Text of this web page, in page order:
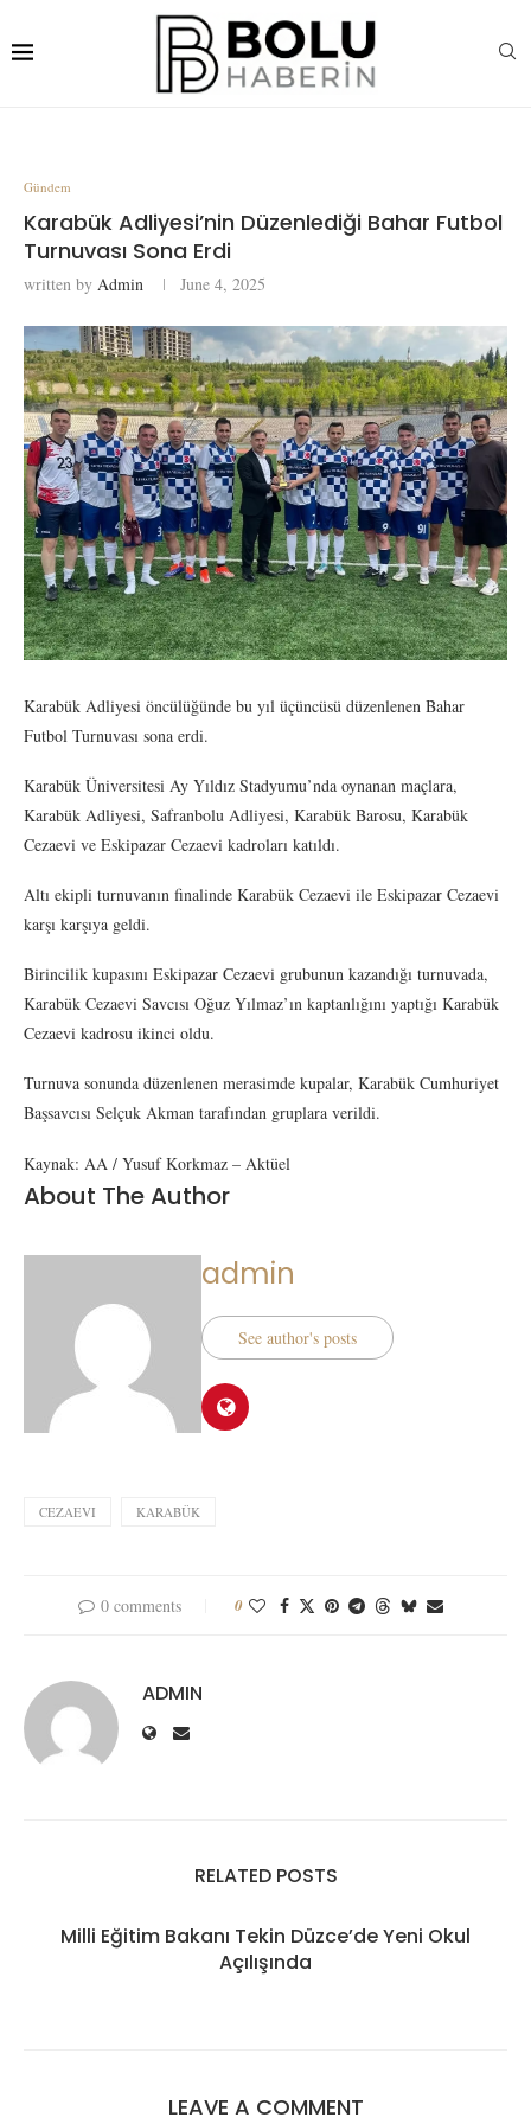
Gündem
Karabük Adliyesi’nin Düzenlediği Bahar Futbol
Turnuvası Sona Erdi
written by Admin June 4, 2025
Karabük Adliyesi öncülüğünde bu yıl üçüncüsü düzenlenen Bahar
Futbol Turnuvası sona erdi.
Karabük Üniversitesi Ay Yıldız Stadyumu’nda oynanan maçlara,
Karabük Adliyesi, Safranbolu Adliyesi, Karabük Barosu, Karabük
Cezaevi ve Eskipazar Cezaevi kadroları katıldı.
Altı ekipli turnuvanın finalinde Karabük Cezaevi ile Eskipazar Cezaevi
karşı karşıya geldi.
Birincilik kupasını Eskipazar Cezaevi grubunun kazandığı turnuvada,
Karabük Cezaevi Savcısı Oğuz Yılmaz’ın kaptanlığını yaptığı Karabük
Cezaevi kadrosu ikinci oldu.
Turnuva sonunda düzenlenen merasimde kupalar, Karabük Cumhuriyet
Başsavcısı Selçuk Akman tarafından gruplara verildi.
Kaynak: AA / Yusuf Korkmaz – Aktüel
About The Author
admin
See author's posts
CEZAEVI KARABÜK
0 comments 0
ADMIN
RELATED POSTS
Milli Eğitim Bakanı Tekin Düzce’de Yeni Okul
Açılışında
LEAVE A COMMENT